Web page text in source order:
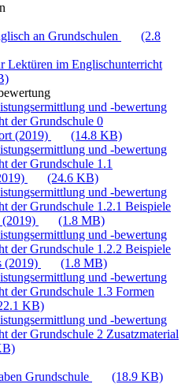
an Grundschulen
(2.8
Lektüren im Englischunterricht
und -bewertung
der Grundschule 0
(2019)
(14.8 KB)
und -bewertung
der Grundschule 1.1
(24.6 KB)
und -bewertung
der Grundschule 1.2.1 Beispiele
(2019)
(1.8 MB)
und -bewertung
der Grundschule 1.2.2 Beispiele
(2019)
(1.8 MB)
und -bewertung
der Grundschule 1.3 Formen
KB)
und -bewertung
der Grundschule 2 Zusatzmaterial
Grundschule
(18.9 KB)